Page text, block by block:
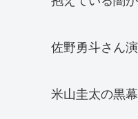
佐野勇斗さん
米山圭太の黒